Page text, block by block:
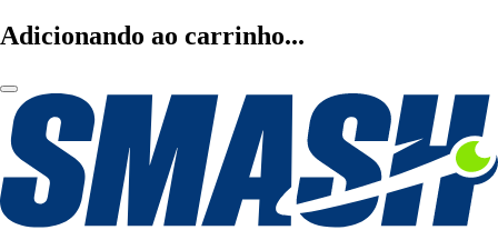
Adicionando ao carrinho...